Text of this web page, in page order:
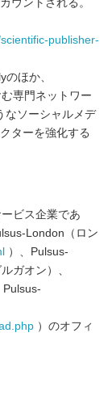
ウントされる。
publisher-
のほか、
専門ネットワー
なソーシャルメデ
ターを強化する
ビス企業であ
London（ロン
）、Pulsus-
ガオン）、
Pulsus-
）のオフィ